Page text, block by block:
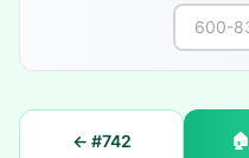
← #742 🏠